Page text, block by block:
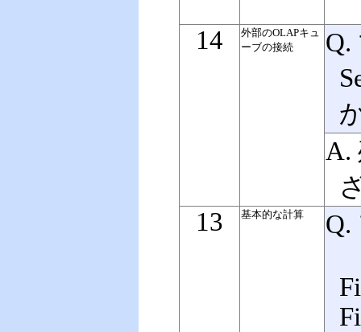
14
外部のOLAPキュ
ーブの接続
Q.
A.
13
基本的な計算 Q.